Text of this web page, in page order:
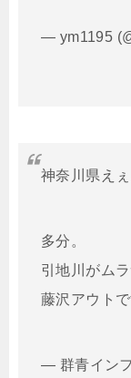
— ym1195
神奈川県えぇ
多分。
引地川がム
藤沢アウト
— 群青イン